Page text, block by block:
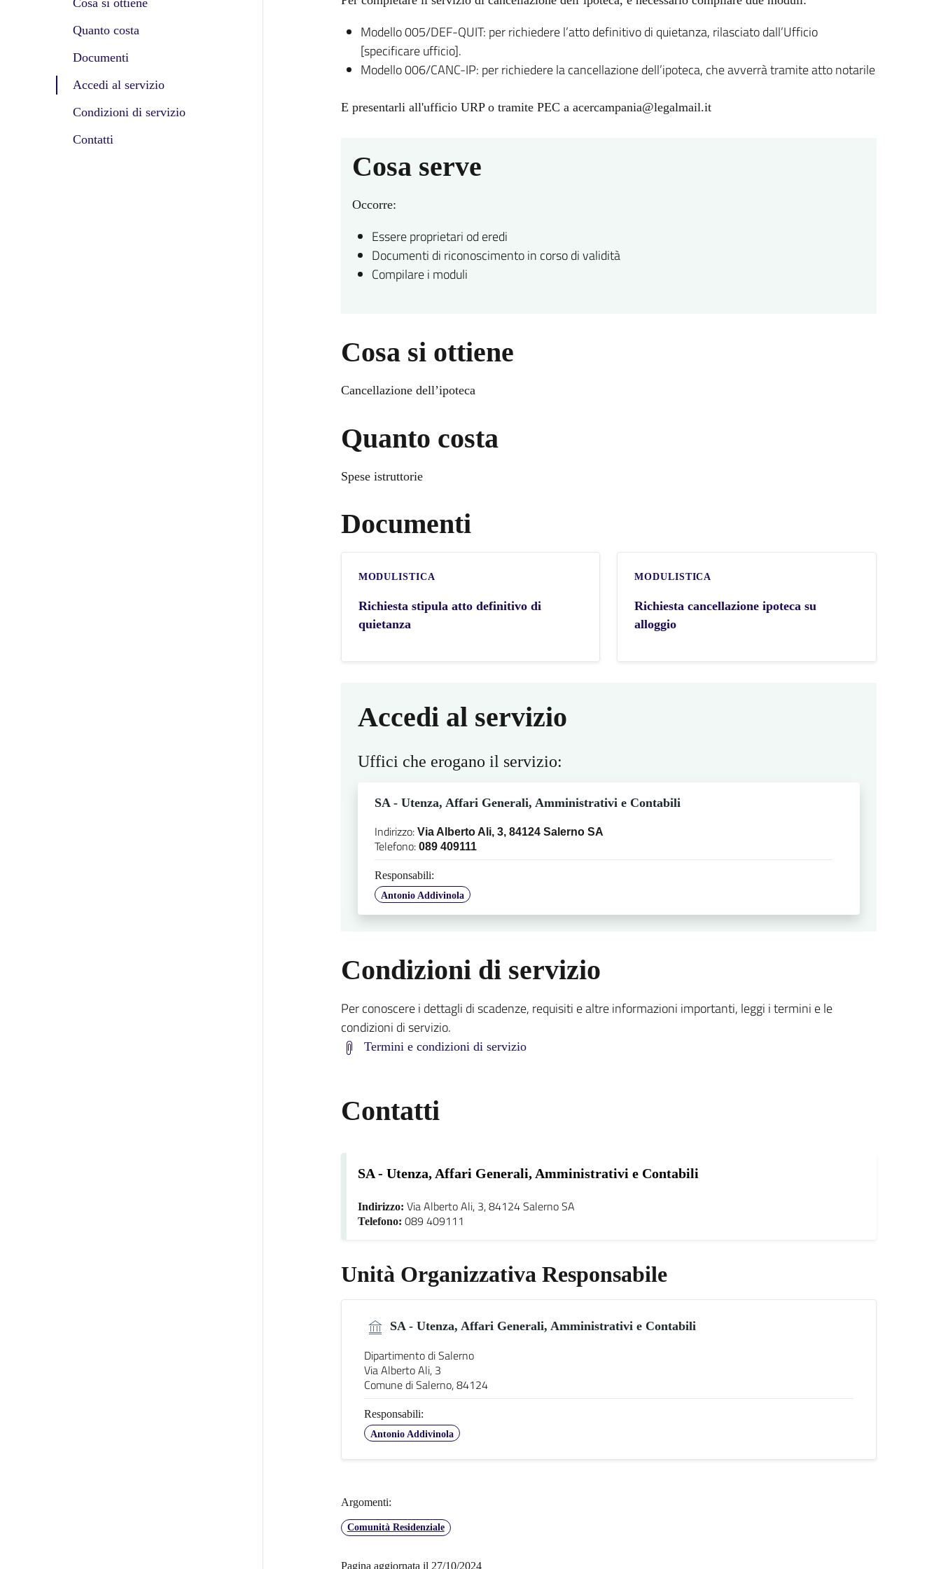
Quanto costa
Documenti
Accedi al servizio
Condizioni di servizio
Contatti
Modello 005/DEF-QUIT: per richiedere l’atto definitivo di quietanza, rilasciato dall’Ufficio
[specificare ufficio].
Modello 006/CANC-IP: per richiedere la cancellazione dell’ipoteca, che avverrà tramite atto notarile
E presentarli all'ufficio URP o tramite PEC a acercampania@legalmail.it
Cosa serve
Occorre:
Essere proprietari od eredi
Documenti di riconoscimento in corso di validità
Compilare i moduli
Cosa si ottiene
Cancellazione dell’ipoteca
Quanto costa
Spese istruttorie
Documenti
MODULISTICA
Richiesta stipula atto definitivo di
quietanza
MODULISTICA
Richiesta cancellazione ipoteca su
alloggio
Accedi al servizio
Uffici che erogano il servizio:
SA - Utenza, Affari Generali, Amministrativi e Contabili
Indirizzo: Via Alberto Ali, 3, 84124 Salerno SA
Telefono: 089 409111
Responsabili:
Antonio Addivinola
Condizioni di servizio
Per conoscere i dettagli di scadenze, requisiti e altre informazioni importanti, leggi i termini e le
condizioni di servizio.
Termini e condizioni di servizio
Contatti
SA - Utenza, Affari Generali, Amministrativi e Contabili
Indirizzo: Via Alberto Ali, 3, 84124 Salerno SA
Telefono: 089 409111
Unità Organizzativa Responsabile
SA - Utenza, Affari Generali, Amministrativi e Contabili
Dipartimento di Salerno
Via Alberto Ali, 3
Comune di Salerno, 84124
Responsabili:
Antonio Addivinola
Argomenti:
Comunità Residenziale
Pagina aggiornata il 27/10/2024